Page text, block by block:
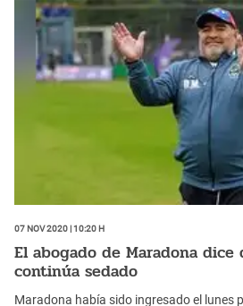
07 Nov 2020 | 10:20 h
El abogado de Maradona
continúa sedado
Maradona había sido ingresado el lunes